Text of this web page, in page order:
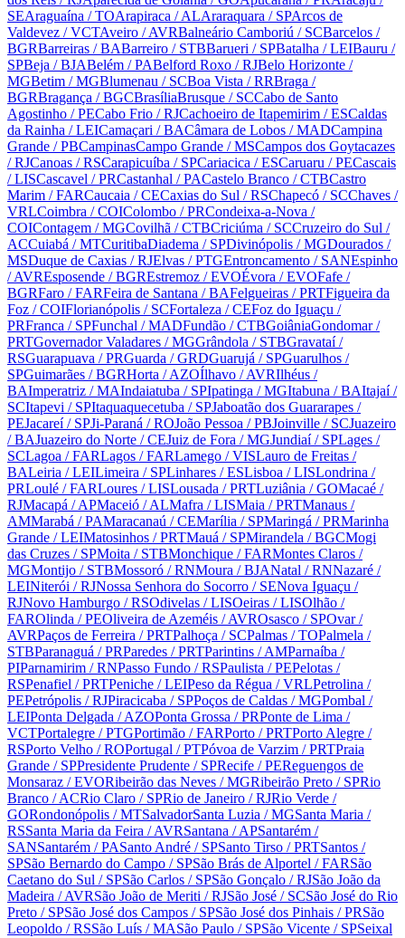
SEAraguaína / TOArapiraca / ALAraraquara / SPArcos de
Valdevez / VCTAveiro / AVRBalneário Camboriú / SCBarcelos /
BGRBarreiras / BABarreiro / STBBarueri / SPBatalha / LEIBauru /
SPBeja / BJABelém / PABelford Roxo / RJBelo Horizonte /
MGBetim / MGBlumenau / SCBoa Vista / RRBraga /
BGRBragança / BGCBrasíliaBrusque / SCCabo de Santo
Agostinho / PECabo Frio / RJCachoeiro de Itapemirim / ESCaldas
da Rainha / LEICamaçari / BACâmara de Lobos / MADCampina
Grande / PBCampinasCampo Grande / MSCampos dos Goytacazes
/ RJCanoas / RSCarapicuíba / SPCariacica / ESCaruaru / PECascais
/ LISCascavel / PRCastanhal / PACastelo Branco / CTBCastro
Marim / FARCaucaia / CECaxias do Sul / RSChapecó / SCChaves /
VRLCoimbra / COIColombo / PRCondeixa-a-Nova /
COIContagem / MGCovilhã / CTBCriciúma / SCCruzeiro do Sul /
ACCuiabá / MTCuritibaDiadema / SPDivinópolis / MGDourados /
MSDuque de Caxias / RJElvas / PTGEntroncamento / SANEspinho
/ AVREsposende / BGREstremoz / EVOÉvora / EVOFafe /
BGRFaro / FARFeira de Santana / BAFelgueiras / PRTFigueira da
Foz / COIFlorianópolis / SCFortaleza / CEFoz do Iguaçu /
PRFranca / SPFunchal / MADFundão / CTBGoiâniaGondomar/
PRTGovernador Valadares / MGGrândola / STBGravataí/
RSGuarapuava / PRGuarda / GRDGuarujá / SPGuarulhos /
SPGuimarães / BGRHorta / AZOÍlhavo / AVRIlhéus /
BAImperatriz / MAIndaiatuba / SPIpatinga / MGItabuna / BAItajaí/
SCItapevi / SPItaquaquecetuba / SPJaboatão dos Guararapes /
PEJacareí/ SPJi-Paraná / ROJoão Pessoa / PBJoinville / SCJuazeiro
/ BAJuazeiro do Norte / CEJuiz de Fora / MGJundiaí/ SPLages /
SCLagoa / FARLagos / FARLamego / VISLauro de Freitas /
BALeiria / LEILimeira / SPLinhares / ESLisboa / LISLondrina /
PRLoulé / FARLoures / LISLousada / PRTLuziânia / GOMacaé /
RJMacapá / APMaceió / ALMafra / LISMaia / PRTManaus /
AMMarabá / PAMaracanaú / CEMarília / SPMaringá / PRMarinha
Grande / LEIMatosinhos / PRTMauá / SPMirandela / BGCMogi
das Cruzes / SPMoita / STBMonchique / FARMontes Claros /
MGMontijo / STBMossoró / RNMoura / BJANatal / RNNazaré /
LEINiterói / RJNossa Senhora do Socorro / SENova Iguaçu /
RJNovo Hamburgo / RSOdivelas / LISOeiras / LISOlhão /
FAROlinda / PEOliveira de Azeméis / AVROsasco / SPOvar/
AVRPaços de Ferreira / PRTPalhoça / SCPalmas / TOPalmela /
STBParanaguá / PRParedes / PRTParintins / AMParnaíba /
PIParnamirim / RNPasso Fundo / RSPaulista / PEPelotas /
RSPenafiel / PRTPeniche / LEIPeso da Régua / VRLPetrolina /
PEPetrópolis / RJPiracicaba / SPPoços de Caldas / MGPombal /
LEIPonta Delgada / AZOPonta Grossa / PRPonte de Lima /
VCTPortalegre / PTGPortimão / FARPorto / PRTPorto Alegre /
RSPorto Velho / ROPortugal / PTPóvoa de Varzim / PRTPraia
Grande / SPPresidente Prudente / SPRecife / PEReguengos de
Monsaraz / EVORibeirão das Neves / MGRibeirão Preto / SPRio
Branco / ACRio Claro / SPRio de Janeiro / RJRio Verde /
GORondonópolis / MTSalvadorSanta Luzia / MGSanta Maria /
RSSanta Maria da Feira / AVRSantana / APSantarém /
SANSantarém / PASanto André / SPSanto Tirso / PRTSantos /
SPSão Bernardo do Campo / SPSão Brás de Alportel / FARSão
Caetano do Sul / SPSão Carlos / SPSão Gonçalo / RJSão João da
Madeira / AVRSão João de Meriti / RJSão José / SCSão José do Rio
Preto / SPSão José dos Campos / SPSão José dos Pinhais / PRSão
Leopoldo / RSSão Luís / MASão Paulo / SPSão Vicente / SPSeixal